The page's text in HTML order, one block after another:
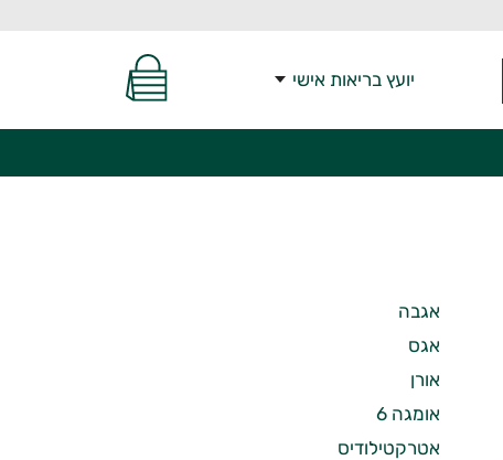
יועץ בריאות אישי
אגבה
אגס
אורן
אומגה 6
אטרקטילודיס